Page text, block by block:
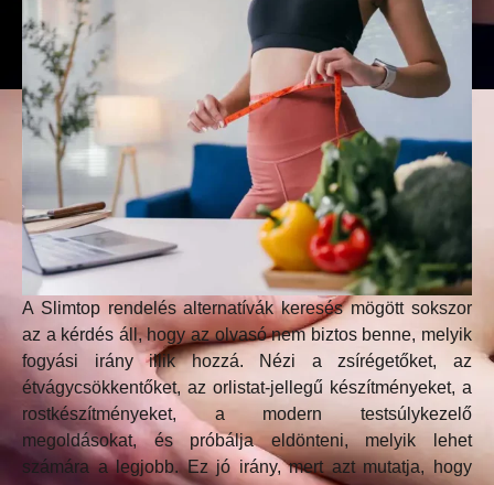
A Slimtop rendelés alternatívák keresés mögött sokszor
az a kérdés áll, hogy az olvasó nem biztos benne, melyik
fogyási irány illik hozzá. Nézi a zsírégetőket, az
étvágycsökkentőket, az orlistat-jellegű készítményeket, a
rostkészítményeket, a modern testsúlykezelő
megoldásokat, és próbálja eldönteni, melyik lehet
számára a legjobb. Ez jó irány, mert azt mutatja, hogy